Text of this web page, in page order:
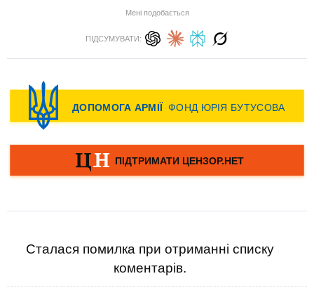
Мені подобається
ПІДСУМУВАТИ:
Сталася помилка при отриманні списку
коментарів.